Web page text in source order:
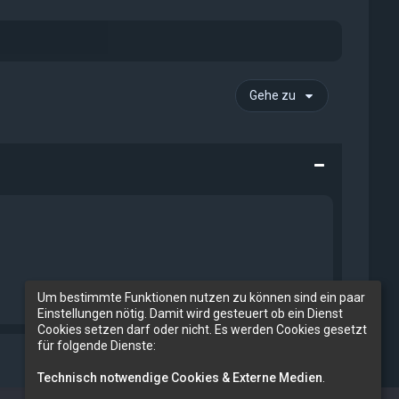
Gehe zu
Um bestimmte Funktionen nutzen zu können sind ein paar
Einstellungen nötig. Damit wird gesteuert ob ein Dienst
Cookies setzen darf oder nicht. Es werden Cookies gesetzt
für folgende Dienste:
Technisch notwendige Cookies & Externe Medien